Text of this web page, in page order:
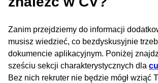
Zanim przejdziemy do informacji
musisz wiedzieć, co bezdyskusyjnie
dokumencie aplikacyjnym. Poniżej
sześciu sekcji charakterystycznych dla
Bez nich rekruter nie będzie mógł wziąć